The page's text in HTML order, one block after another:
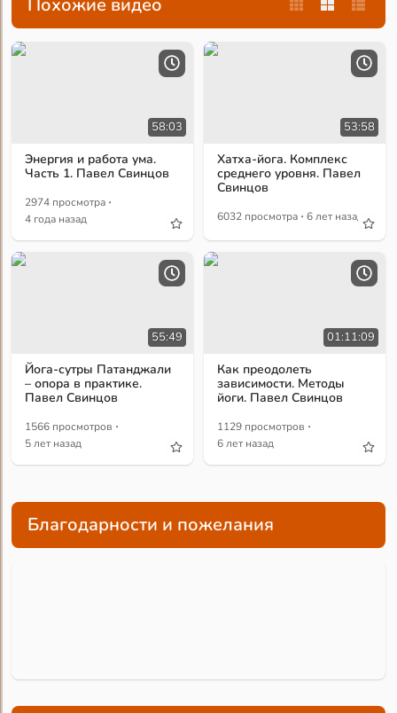
Похожие видео
58:03
Энергия и работа ума.
Часть 1. Павел Свинцов
2974 просмотра ·
4 года назад
53:58
Хатха-йога. Комплекс
среднего уровня. Павел
Свинцов
6032 просмотра · 6 лет назад
55:49
Йога-сутры Патанджали
– опора в практике.
Павел Свинцов
1566 просмотров ·
5 лет назад
01:11:09
Как преодолеть
зависимости. Методы
йоги. Павел Свинцов
1129 просмотров ·
6 лет назад
Благодарности и пожелания